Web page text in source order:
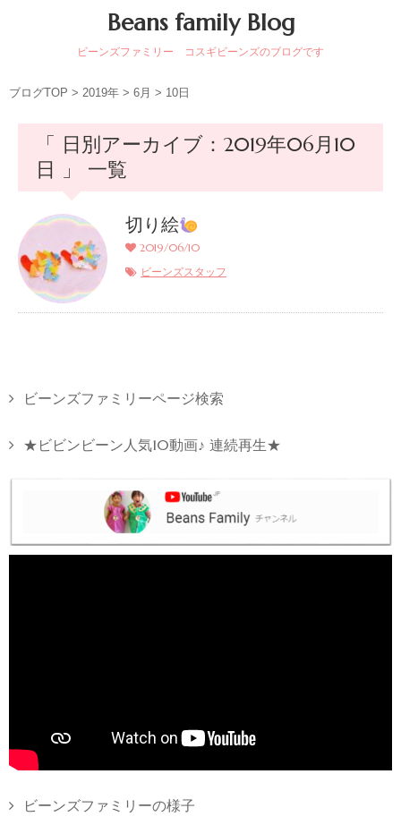
Beans family Blog
ビーンズファミリー コスギビーンズのブログです
ブログTOP > 2019年 > 6月 > 10日
「 日別アーカイブ：2019年06月10
日 」 一覧
切り絵
2019/06/10
ビーンズスタッフ
ビーンズファミリーページ検索
★ビビンビーン人気10動画♪ 連続再生★
ビーンズファミリーの様子